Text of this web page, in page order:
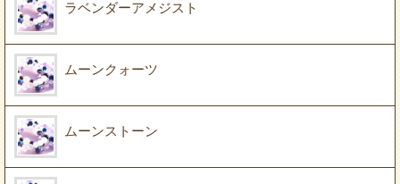
ラベンダーアメジスト
ムーンクォーツ
ムーンストーン